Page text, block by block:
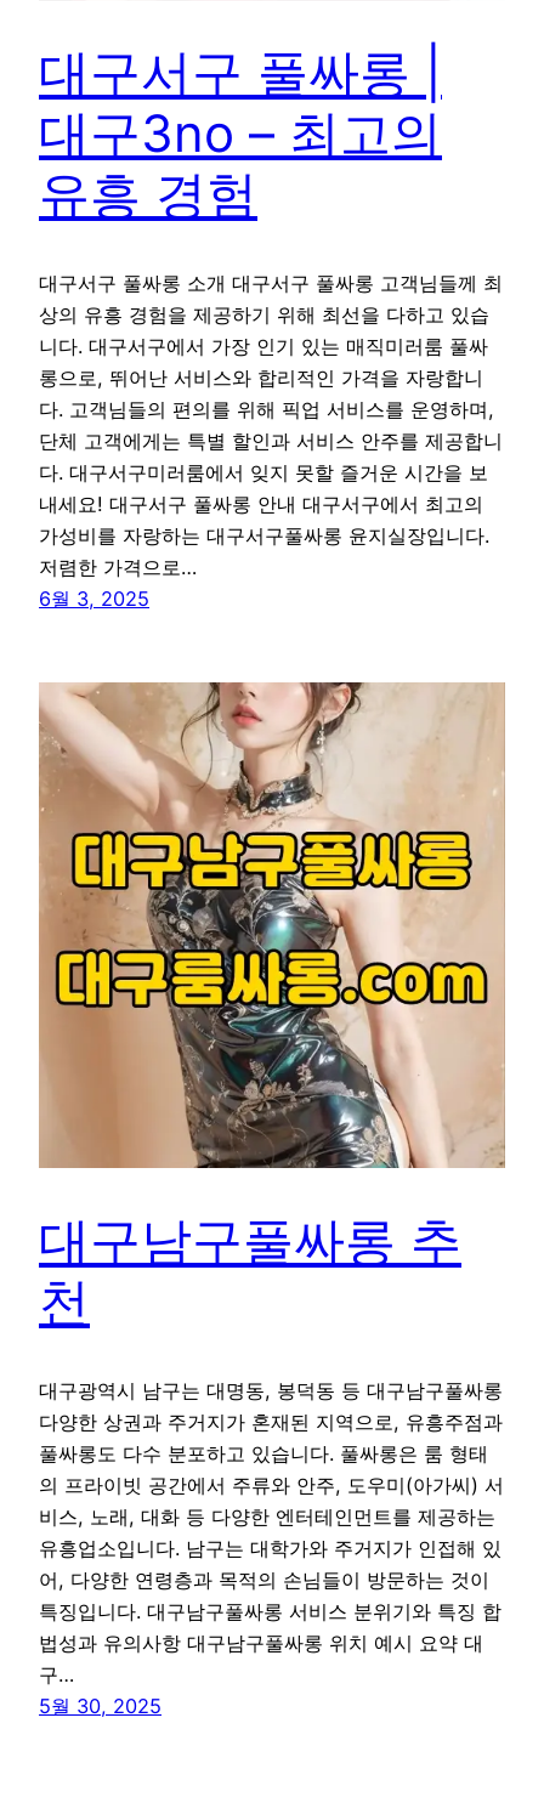
대구서구 풀싸롱 |
대구3no – 최고의
유흥 경험
대구서구 풀싸롱 소개 대구서구 풀싸롱 고객님들께 최
상의 유흥 경험을 제공하기 위해 최선을 다하고 있습
니다. 대구서구에서 가장 인기 있는 매직미러룸 풀싸
롱으로, 뛰어난 서비스와 합리적인 가격을 자랑합니
다. 고객님들의 편의를 위해 픽업 서비스를 운영하며,
단체 고객에게는 특별 할인과 서비스 안주를 제공합니
다. 대구서구미러룸에서 잊지 못할 즐거운 시간을 보
내세요! 대구서구 풀싸롱 안내 대구서구에서 최고의
가성비를 자랑하는 대구서구풀싸롱 윤지실장입니다.
저렴한 가격으로…
6월 3, 2025
대구남구풀싸롱 추
천
대구광역시 남구는 대명동, 봉덕동 등 대구남구풀싸롱
다양한 상권과 주거지가 혼재된 지역으로, 유흥주점과
풀싸롱도 다수 분포하고 있습니다. 풀싸롱은 룸 형태
의 프라이빗 공간에서 주류와 안주, 도우미(아가씨) 서
비스, 노래, 대화 등 다양한 엔터테인먼트를 제공하는
유흥업소입니다. 남구는 대학가와 주거지가 인접해 있
어, 다양한 연령층과 목적의 손님들이 방문하는 것이
특징입니다. 대구남구풀싸롱 서비스 분위기와 특징 합
법성과 유의사항 대구남구풀싸롱 위치 예시 요약 대
구…
5월 30, 2025